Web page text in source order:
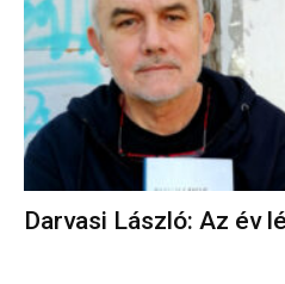
Darvasi László: Az év